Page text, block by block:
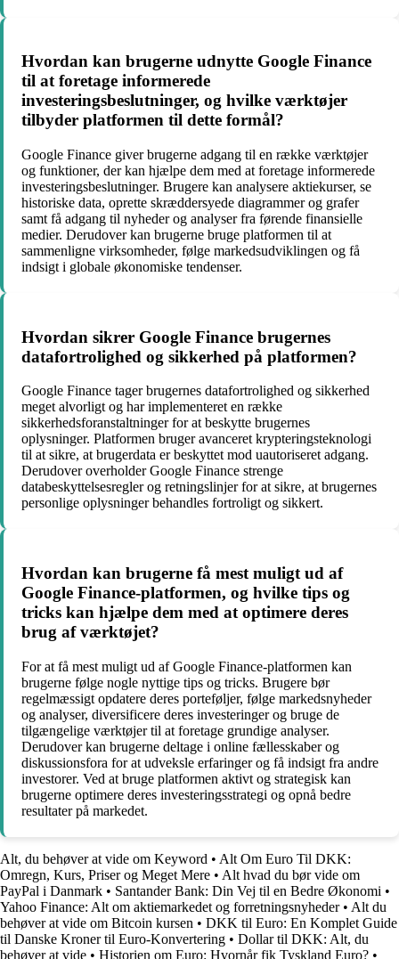
Hvordan kan brugerne udnytte Google Finance
til at foretage informerede
investeringsbeslutninger, og hvilke værktøjer
tilbyder platformen til dette formål?
Google Finance giver brugerne adgang til en række værktøjer
og funktioner, der kan hjælpe dem med at foretage informerede
investeringsbeslutninger. Brugere kan analysere aktiekurser, se
historiske data, oprette skræddersyede diagrammer og grafer
samt få adgang til nyheder og analyser fra førende finansielle
medier. Derudover kan brugerne bruge platformen til at
sammenligne virksomheder, følge markedsudviklingen og få
indsigt i globale økonomiske tendenser.
Hvordan sikrer Google Finance brugernes
datafortrolighed og sikkerhed på platformen?
Google Finance tager brugernes datafortrolighed og sikkerhed
meget alvorligt og har implementeret en række
sikkerhedsforanstaltninger for at beskytte brugernes
oplysninger. Platformen bruger avanceret krypteringsteknologi
til at sikre, at brugerdata er beskyttet mod uautoriseret adgang.
Derudover overholder Google Finance strenge
databeskyttelsesregler og retningslinjer for at sikre, at brugernes
personlige oplysninger behandles fortroligt og sikkert.
Hvordan kan brugerne få mest muligt ud af
Google Finance-platformen, og hvilke tips og
tricks kan hjælpe dem med at optimere deres
brug af værktøjet?
For at få mest muligt ud af Google Finance-platformen kan
brugerne følge nogle nyttige tips og tricks. Brugere bør
regelmæssigt opdatere deres porteføljer, følge markedsnyheder
og analyser, diversificere deres investeringer og bruge de
tilgængelige værktøjer til at foretage grundige analyser.
Derudover kan brugerne deltage i online fællesskaber og
diskussionsfora for at udveksle erfaringer og få indsigt fra andre
investorer. Ved at bruge platformen aktivt og strategisk kan
brugerne optimere deres investeringsstrategi og opnå bedre
resultater på markedet.
Alt, du behøver at vide om Keyword • Alt Om Euro Til DKK:
Omregn, Kurs, Priser og Meget Mere • Alt hvad du bør vide om
PayPal i Danmark • Santander Bank: Din Vej til en Bedre Økonomi •
Yahoo Finance: Alt om aktiemarkedet og forretningsnyheder• Alt du
behøver at vide om Bitcoin kursen • DKK til Euro: En Komplet Guide
til Danske Kroner til Euro-Konvertering • Dollar til DKK: Alt, du
behøver at vide • Historien om Euro: Hvornår fik Tyskland Euro? •